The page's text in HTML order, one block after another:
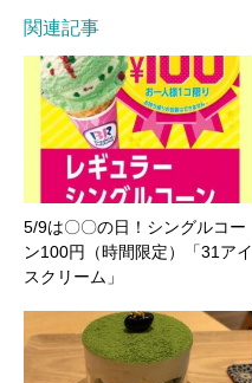
関連記事
5/9は〇〇の日！シングルコー
ン100円（時間限定）「31アイ
スクリーム」